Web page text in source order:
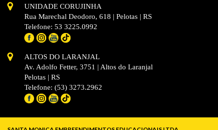
UNIDADE CORUJINHA
Rua Marechal Deodoro, 618 | Pelotas | RS
Telefone: 53 3225.0992
ALTOS DO LARANJAL
Av. Adolfo Fetter, 3751 | Altos do Laranjal
Pelotas | RS
Telefone: (53) 3273.2962